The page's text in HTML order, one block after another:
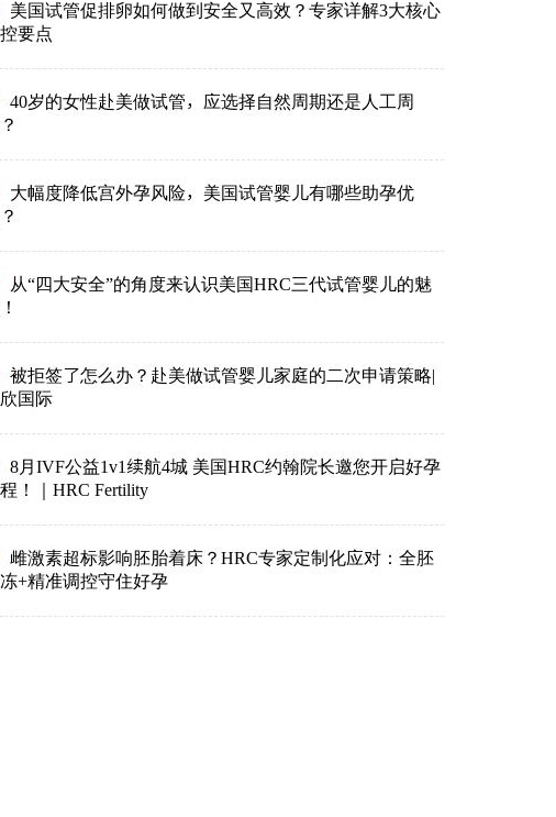
美国试管促排卵如何做到安全又高效？专家详解3大核心
要点
40岁的女性赴美做试管，应选择自然周期还是人工周
大幅度降低宫外孕风险，美国试管婴儿有哪些助孕优
从“四大安全”的角度来认识美国HRC三代试管婴儿的魅
被拒签了怎么办？赴美做试管婴儿家庭的二次申请策略|
国际
8月IVF公益1v1续航4城 美国HRC约翰院长邀您开启好孕
！｜HRC Fertility
雌激素超标影响胚胎着床？HRC专家定制化应对：全胚
+精准调控守住好孕